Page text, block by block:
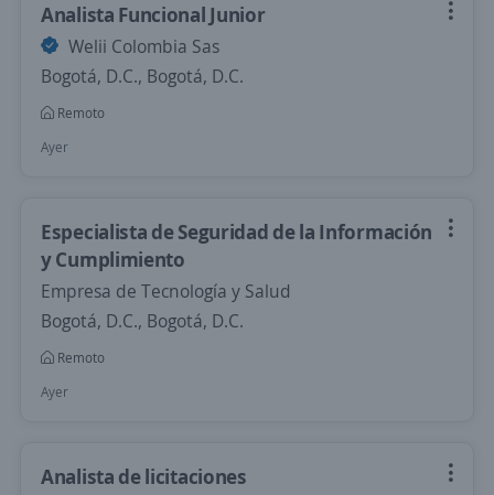
Analista Funcional Junior
Welii Colombia Sas
Bogotá, D.C., Bogotá, D.C.
Remoto
Ayer
Especialista de Seguridad de la Información
y Cumplimiento
Empresa de Tecnología y Salud
Bogotá, D.C., Bogotá, D.C.
Remoto
Ayer
Analista de licitaciones